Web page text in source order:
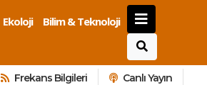
Ekoloji
Bilim & Teknoloji
Frekans Bilgileri Canlı Yayın